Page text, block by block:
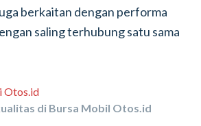
berkaitan dengan performa
saling terhubung satu sama
di Bursa Mobil Otos.id